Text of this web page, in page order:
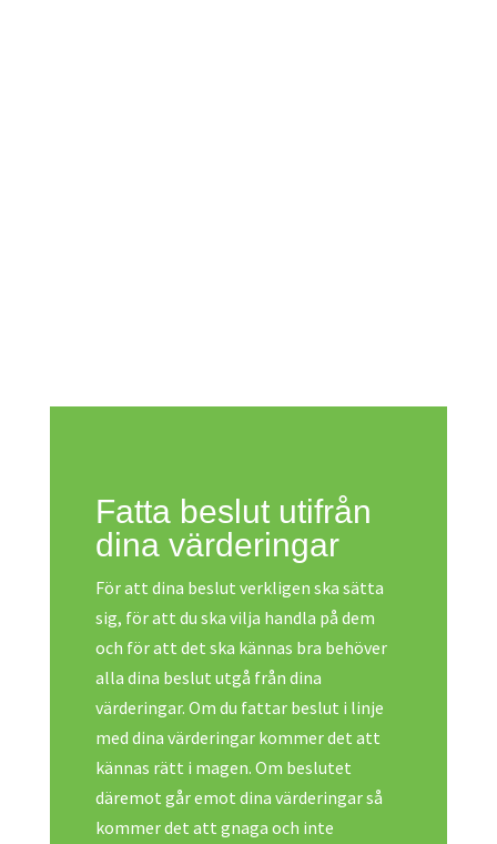
Fatta beslut utifrån
dina värderingar
För att dina beslut verkligen ska sätta
sig, för att du ska vilja handla på dem
och för att det ska kännas bra behöver
alla dina beslut utgå från dina
värderingar. Om du fattar beslut i linje
med dina värderingar kommer det att
kännas rätt i magen. Om beslutet
däremot går emot dina värderingar så
kommer det att gnaga och inte